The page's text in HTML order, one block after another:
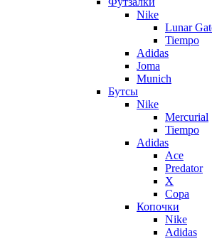
Nike
Lunar
Tiempo
Adidas
Joma
Munich
Бутсы
Nike
Mercurial
Tiempo
Adidas
Ace
Predator
X
Copa
Копочки
Nike
Adidas